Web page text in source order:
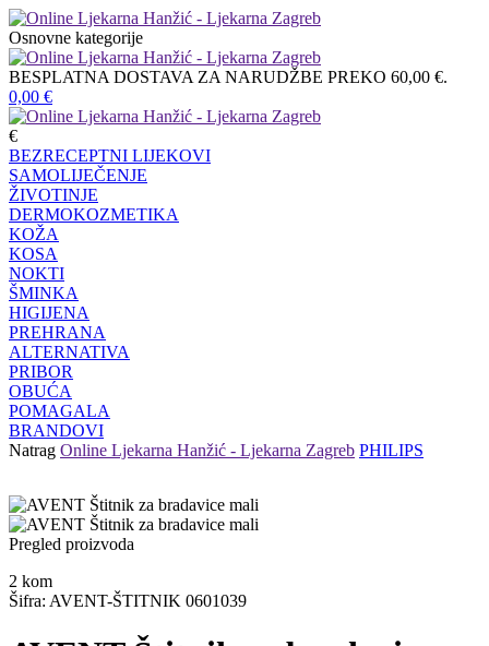
Osnovne kategorije
BESPLATNA DOSTAVA ZA NARUDŽBE PREKO 60,00 €.
0,00 €
€
BEZRECEPTNI LIJEKOVI
SAMOLIJEČENJE
ŽIVOTINJE
DERMOKOZMETIKA
KOŽA
KOSA
NOKTI
ŠMINKA
HIGIJENA
PREHRANA
ALTERNATIVA
PRIBOR
OBUĆA
POMAGALA
BRANDOVI
Natrag Online Ljekarna Hanžić - Ljekarna Zagreb PHILIPS
Pregled proizvoda
2 kom
Šifra: AVENT-ŠTITNIK 0601039